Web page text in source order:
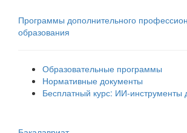
Программы дополнительного
образования
Образовательные программы
Нормативные документы
Бесплатный курс: ИИ‑инструменты